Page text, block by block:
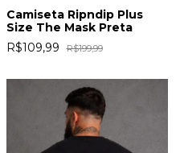
Camiseta Ripndip Plus
Size The Mask Preta
R$109,99
R$199,99